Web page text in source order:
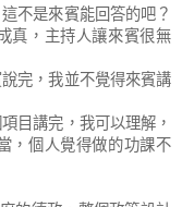
不是來賓能回答的吧？
真，主持人讓來賓很無
完，我並不覺得來賓講
目講完，我可以理解，
，個人覺得做的功課不